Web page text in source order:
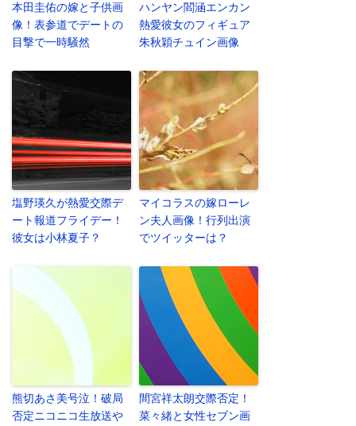
本田圭佑の嫁と子供画
像！表参道でデートの
目撃で一時騒然
ハンヤン閻涵エンカン
熱愛彼女のフィギュア
朱秋穎チュイン画像
塩野瑛久が熱愛交際デ
ート報道フライデー！
彼女は小林夏子？
マイコラスの嫁ローレ
ン夫人画像！行列出演
でツイッターは？
熊切あさ美号泣！破局
否定ニコニコ生放送や
間宮祥太朗交際否定！
菜々緒と女性セブン画